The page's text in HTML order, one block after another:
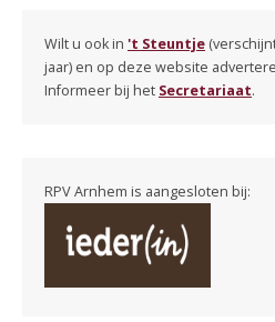
Wilt u ook in 't Steuntje
jaar) en op deze website
Informeer bij het Secretariaat.
RPV Arnhem is aangesloten bij: